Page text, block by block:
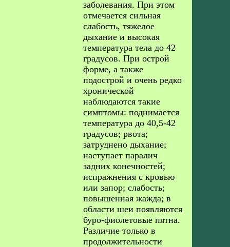
заболевания. При этом
отмечается сильная
слабость, тяжелое
дыхание и высокая
температура тела до 42
градусов. При острой
форме, а также
подострой и очень редко
хронической
наблюдаются такие
симптомы: поднимается
температура до 40,5-42
градусов; рвота;
затруднено дыхание;
наступает паралич
задних конечностей;
испражнения с кровью
или запор; слабость;
повышенная жажда; в
области шеи появляются
буро-фиолетовые пятна.
Различие только в
продолжительности